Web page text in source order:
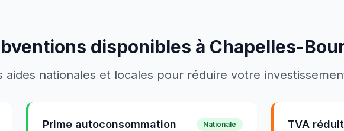
disponibles à Chapelles-
aides nationales et locales pour réduire votre
Prime autoconsommation Nationale TVA